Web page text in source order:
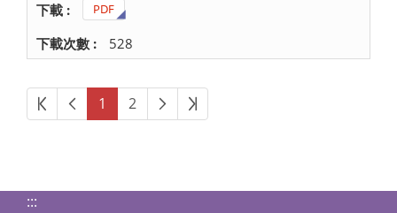
PDF
528
第一頁上一頁
1 2 下一頁最後頁
:::